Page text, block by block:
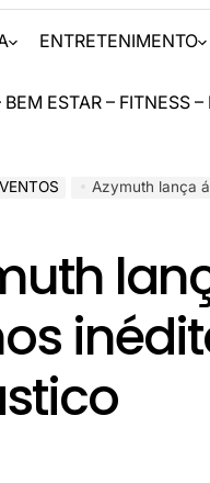
ENTRETENIMENTO
ESTAR – FITNESS –
Azymuth lança